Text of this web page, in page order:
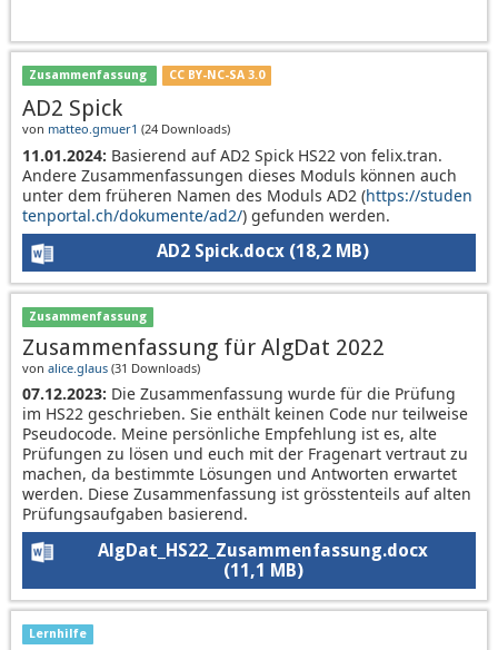
Zusammenfassung CC BY-NC-SA 3.0
AD2 Spick
von matteo.gmuer1 (24 Downloads)
11.01.2024: Basierend auf AD2 Spick HS22 von felix.tran.
Andere Zusammenfassungen dieses Moduls können auch
unter dem früheren Namen des Moduls AD2 (https://studen
tenportal.ch/dokumente/ad2/) gefunden werden.
AD2 Spick.docx (18,2 MB)
Zusammenfassung
Zusammenfassung für AlgDat 2022
von alice.glaus (31 Downloads)
07.12.2023: Die Zusammenfassung wurde für die Prüfung
im HS22 geschrieben. Sie enthält keinen Code nur teilweise
Pseudocode. Meine persönliche Empfehlung ist es, alte
Prüfungen zu lösen und euch mit der Fragenart vertraut zu
machen, da bestimmte Lösungen und Antworten erwartet
werden. Diese Zusammenfassung ist grösstenteils auf alten
Prüfungsaufgaben basierend.
AlgDat_HS22_Zusammenfassung.docx
(11,1 MB)
Lernhilfe